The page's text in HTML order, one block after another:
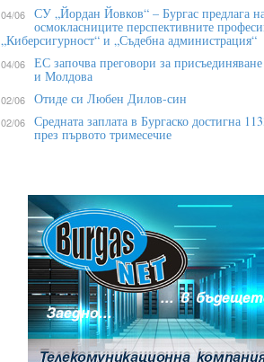
04/06 СУ „Йордан Йовков“ – Бургас предлага
осмокласниците перспективните
„Киберсигурност“ и „Съдебна администрация“
04/06 ЕС започва преговори за
и Молдова
02/06 Отиде си Любен Дилов-син
02/06 Средната заплата в Бургаско достигна
през първото тримесечие